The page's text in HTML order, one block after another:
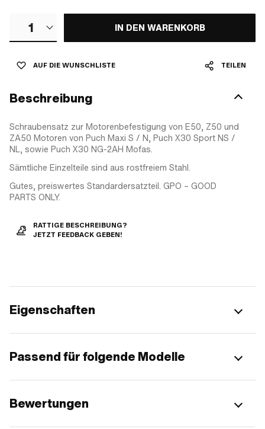
1 IN DEN WARENKORB
AUF DIE WUNSCHLISTE TEILEN
Beschreibung
Schraubensatz zur Motorenbefestigung von E50, Z50 und
ZA50 Motoren von Puch Maxi S / N, Puch X30 Sport NS /
NL, sowie Puch X30 NG-2AH Mofas.
Sämtliche Einzelteile sind aus rostfreiem Stahl.
Gutes, preiswertes Standardersatzteil. GPO – GOOD
PARTS ONLY.
RATTIGE BESCHREIBUNG?
JETZT FEEDBACK GEBEN!
Eigenschaften
Passend für folgende Modelle
Bewertungen